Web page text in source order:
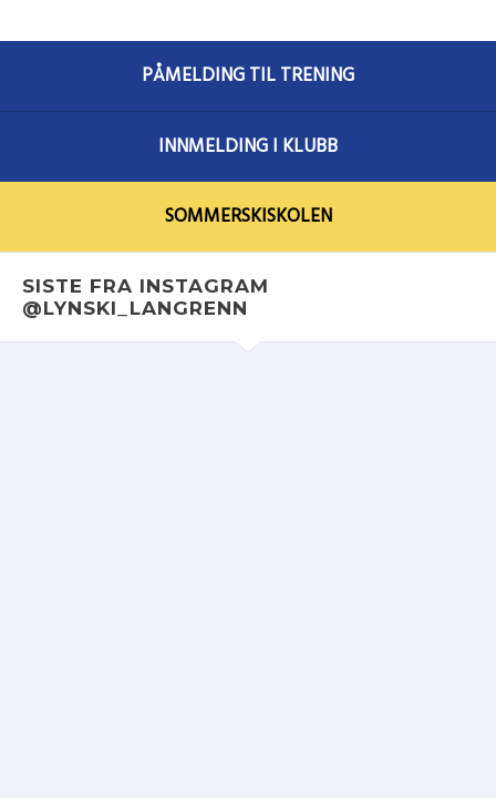
PÅMELDING TIL TRENING
INNMELDING I KLUBB
SOMMERSKISKOLEN
SISTE FRA INSTAGRAM
@LYNSKI_LANGRENN